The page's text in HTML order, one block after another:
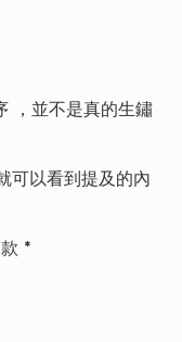
，並不是真的生鏽
可以看到提及的內